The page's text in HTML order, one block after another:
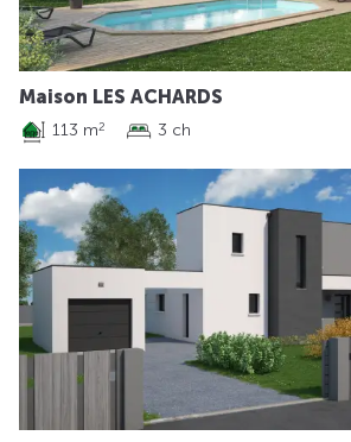
Maison LES ACHARDS
113 m2 3 ch